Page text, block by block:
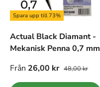
Spara upp till 73%
Actual Black Diamant -
Mekanisk Penna 0,7 mm
Från 26,00 kr 48,00 kr